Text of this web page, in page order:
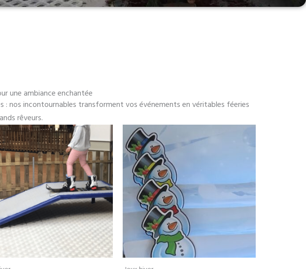
une ambiance enchantée
: nos incontournables transforment vos événements en véritables féeries
rêveurs.